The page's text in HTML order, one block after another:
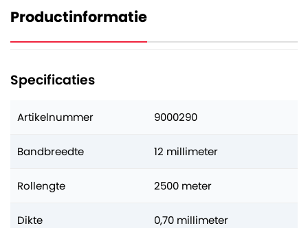
Productinformatie
Specificaties
Artikelnummer 9000290
Bandbreedte 12 millimeter
Rollengte 2500 meter
Dikte 0,70 millimeter